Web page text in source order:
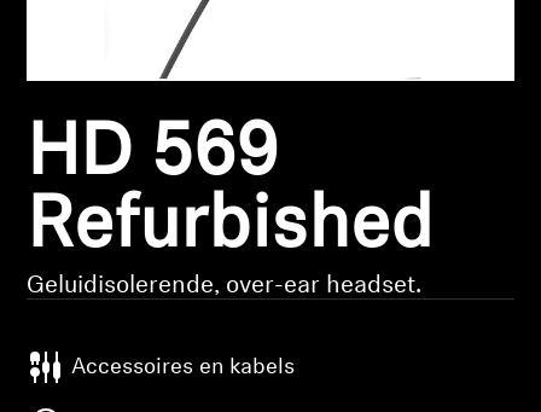
Koptelefoononderdelen en accessoires
Hearing
Gehoor per categorie
HD 569
Refurbished
Geluidisolerende, over-ear headset.
Accessoires en kabels